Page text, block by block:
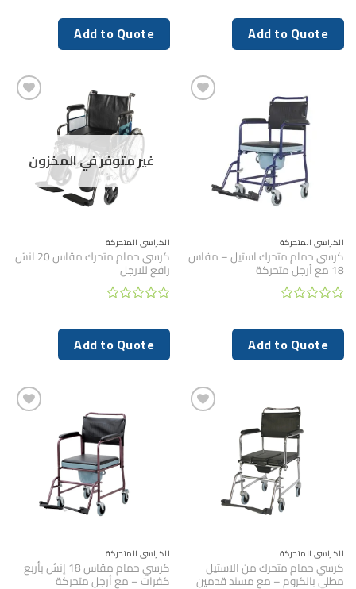
0
من
5
Add to Quote
0
من
5
Add to Quote
الكراسي المتحركة
كرسي حمام متحرك استيل – مقاس
18 مع أرجل متحركة
0
من
5
Add to Quote
غير متوفر في المخزون
الكراسي المتحركة
كرسي حمام متحرك مقاس 20 انش
رافع للارجل
0
من
5
Add to Quote
الكراسي المتحركة
كرسي حمام متحرك من الاستيل
مطلي بالكروم – مع مسند قدمين
الكراسي المتحركة
كرسي حمام مقاس 18 إنش بأربع
كفرات – مع أرجل متحركة